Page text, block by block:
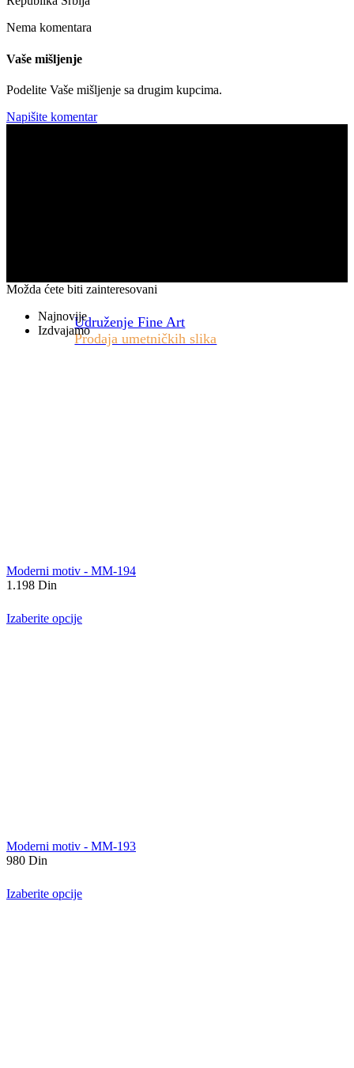
Nema komentara
Vaše mišljenje
Podelite Vaše mišljenje sa drugim kupcima.
Napišite komentar
Udruženje Fine Art
Prodaja umetničkih slika
Možda ćete biti zainteresovani
Najnovije
Izdvajamo
Moderni motiv - MM-194
1.198 Din
Izaberite opcije
Moderni motiv - MM-193
980 Din
Izaberite opcije